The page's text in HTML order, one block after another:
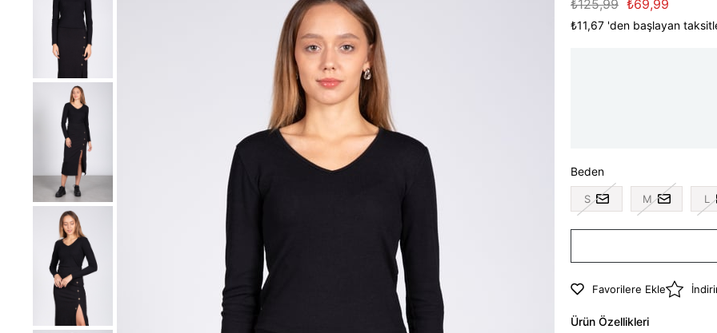
₺125,99 ₺69,99
₺11,67 'den başlayan
Beden
S M L
Favorilere Ekle
Ürün Özellikleri